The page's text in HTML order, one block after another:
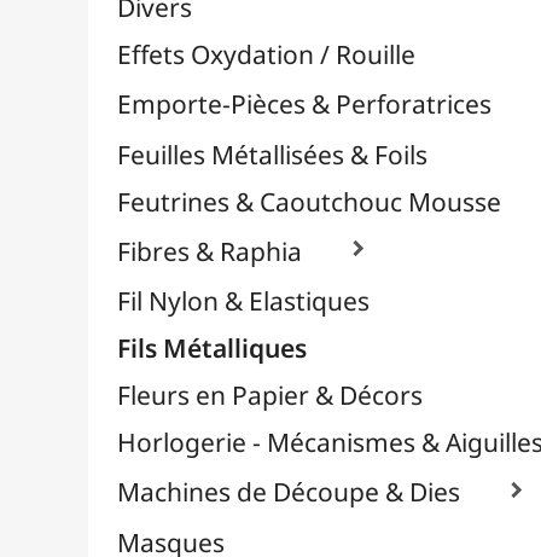
Plantes & Jardin
Plastique Fou
Poncage / Émeri
Quilling / Pliage
Reliure & Cinch
Sable, Strass & Paillettes 
Savons
Serviettes
Sublimation
Tampons et Encreurs 
Washi Tape / Masking Tape
EFCOLOR - Émaux à Froid
Médiums, Vernis & Colles
Modelage / Sculpture
Peintures / Couleurs